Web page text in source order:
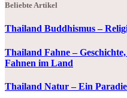
Beliebte Artikel
Thailand Buddhismus –
Thailand Fahne –
Fahnen im Land
Thailand Natur – Ein